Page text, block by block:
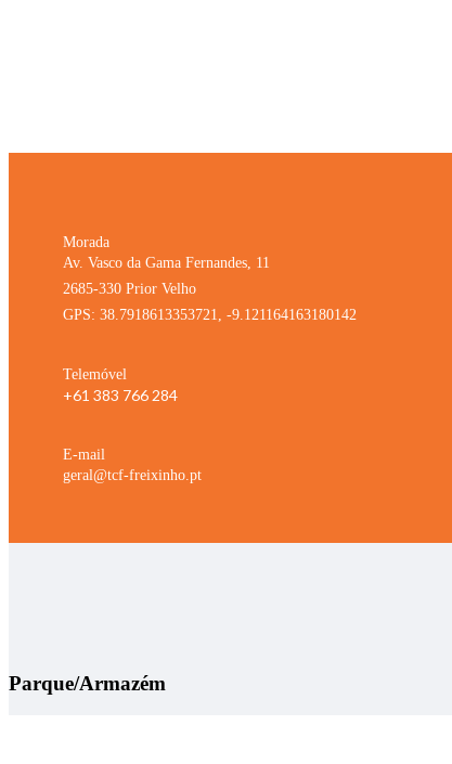
Morada
Av. Vasco da Gama Fernandes, 11
2685-330 Prior Velho
GPS: 38.7918613353721, -9.121164163180142
Telemóvel
+61 383 766 284
E-mail
geral@tcf-freixinho.pt
Parque/Armazém